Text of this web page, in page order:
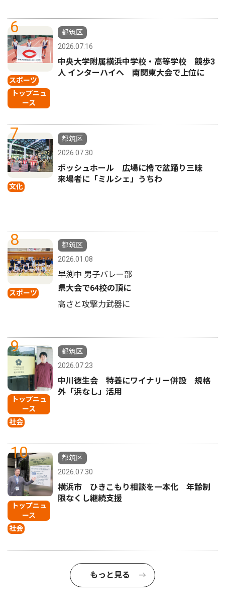
6
スポーツ
トップニュ
ース
都筑区
2026.07.16
中央大学附属横浜中学校・高等学校 競歩3
人 インターハイへ 南関東大会で上位に
7
文化
都筑区
2026.07.30
ボッシュホール 広場に櫓で盆踊り三昧
来場者に「ミルシェ」うちわ
8
スポーツ
都筑区
2026.01.08
早渕中 男子バレー部
県大会で64校の頂に
高さと攻撃力武器に
9
トップニュ
ース
社会
都筑区
2026.07.23
中川徳生会 特養にワイナリー併設 規格
外「浜なし」活用
10
トップニュ
ース
社会
都筑区
2026.07.30
横浜市 ひきこもり相談を一本化 年齢制
限なくし継続支援
もっと見る